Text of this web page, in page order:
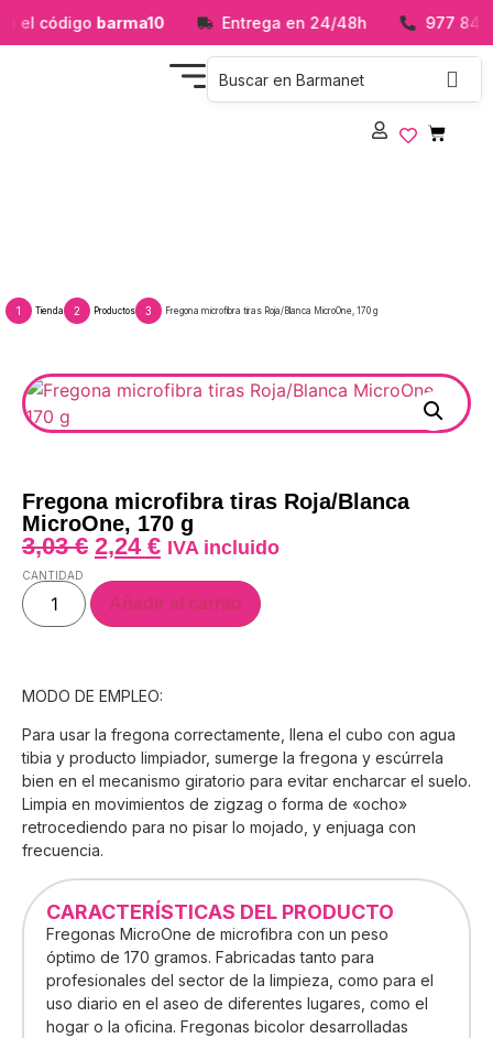
el códigobarma10 Entrega en 24/48h 977 84 41
1 Tienda 2 Productos 3 Fregona microfibra tiras Roja/Blanca MicroOne, 170 g
Fregona microfibra tiras Roja/Blanca
MicroOne, 170 g
3,03€ 2,24 € IVA incluido
CANTIDAD
Añadir al carrito
MODO DE EMPLEO:
Para usar la fregona correctamente, llena el cubo con agua
tibia y producto limpiador, sumerge la fregona y escúrrela
bien en el mecanismo giratorio para evitar encharcar el suelo.
Limpia en movimientos de zigzag o forma de «ocho»
retrocediendo para no pisar lo mojado, y enjuaga con
frecuencia.
CARACTERÍSTICAS DEL PRODUCTO
Fregonas MicroOne de microfibra con un peso
óptimo de 170 gramos. Fabricadas tanto para
profesionales del sector de la limpieza, como para el
uso diario en el aseo de diferentes lugares, como el
hogar o la oficina. Fregonas bicolor desarrolladas